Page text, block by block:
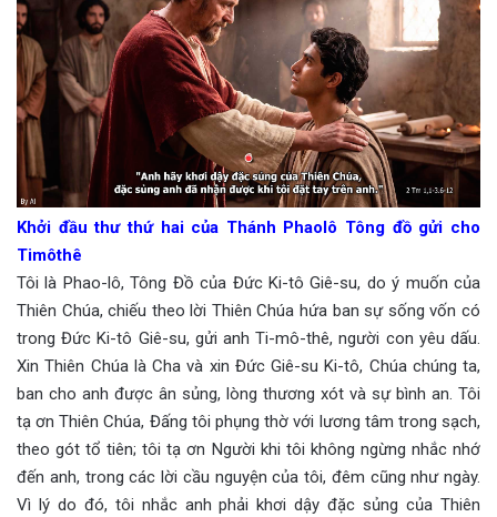
Khởi đầu thư thứ hai của Thánh Phaolô Tông đồ gửi cho
Timôthê
Tôi là Phao-lô, Tông Đồ của Đức Ki-tô Giê-su, do ý muốn của
Thiên Chúa, chiếu theo lời Thiên Chúa hứa ban sự sống vốn có
trong Đức Ki-tô Giê-su, gửi anh Ti-mô-thê, người con yêu dấu.
Xin Thiên Chúa là Cha và xin Đức Giê-su Ki-tô, Chúa chúng ta,
ban cho anh được ân sủng, lòng thương xót và sự bình an. Tôi
tạ ơn Thiên Chúa, Đấng tôi phụng thờ với lương tâm trong sạch,
theo gót tổ tiên; tôi tạ ơn Người khi tôi không ngừng nhắc nhớ
đến anh, trong các lời cầu nguyện của tôi, đêm cũng như ngày.
Vì lý do đó, tôi nhắc anh phải khơi dậy đặc sủng của Thiên